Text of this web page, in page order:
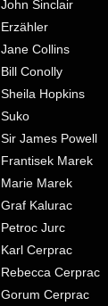
John Sinclair
Erzähler
Jane Collins
Bill Conolly
Sheila Hopkins
Suko
Sir James Powell
Frantisek Marek
Marie Marek
Graf Kalurac
Petroc Jurc
Karl Cerprac
Rebecca Cerprac
Gorum Cerprac